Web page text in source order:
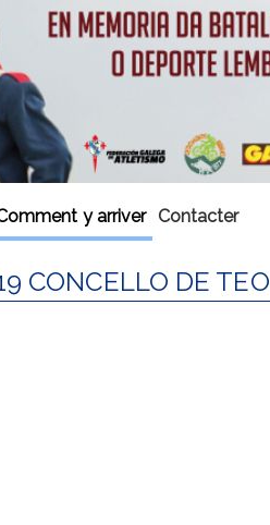
y arriver Contacter
CONCELLO DE TEO